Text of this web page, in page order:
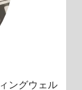
ングウェル